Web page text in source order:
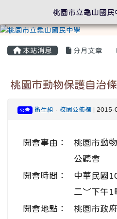
本站消息 分月文章
桃園市動物保護自治
公告 衛生組 - 校園公佈欄 | 2015-
開會事由：
桃園市動
公聽會
開會時間：
中華民國
二︶下午1
開會地點：
桃園市政
桃園市立龜山國民